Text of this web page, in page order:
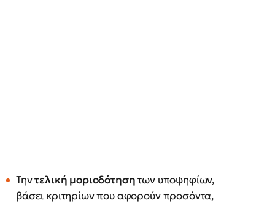
Τηντελική μοριοδότησητων υποψηφίων,
βάσει κριτηρίων που αφορούν προσόντα,